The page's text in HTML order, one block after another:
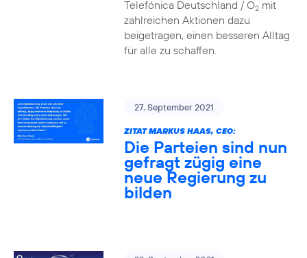
Telefónica Deutschland / O2mit
zahlreichen Aktionen dazu
beigetragen, einen besseren Alltag
für alle zu schaffen.
27. September 2021
ZITAT MARKUS HAAS, CEO:
Die Parteien sind nun
gefragt zügig eine
neue Regierung zu
bilden